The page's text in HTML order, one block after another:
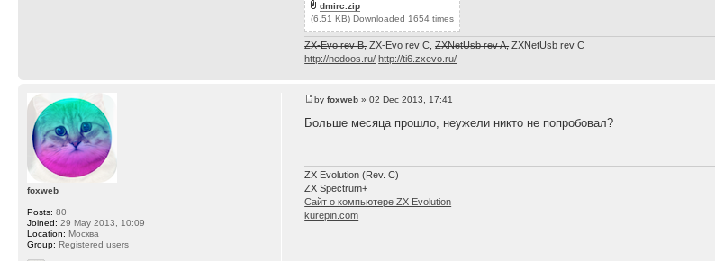
dmirc.zip
(6.51 KB) Downloaded 1654 times
ZX-Evo rev B,ZX-Evo rev C,ZXNetUsb rev A,ZXNetUsb rev С
http://nedoos.ru/ http://ti6.zxevo.ru/
byfoxweb » 02 Dec 2013, 17:41
Больше месяца прошло, неужели никто не попробовал?
ZX Evolution (Rev. C)
ZX Spectrum+
Сайт о компьютере ZX Evolution
kurepin.com
foxweb
Posts: 80
Joined: 29 May 2013, 10:09
Location: Москва
Group: Registered users